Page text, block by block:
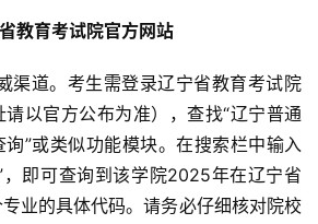
教育考试院官方网站
以官方公布为准），查找“辽宁普通
”或类似功能模块。在搜索栏中输入
，即可查询到该学院2025年在辽宁省
业的具体代码。请务必仔细核对院校